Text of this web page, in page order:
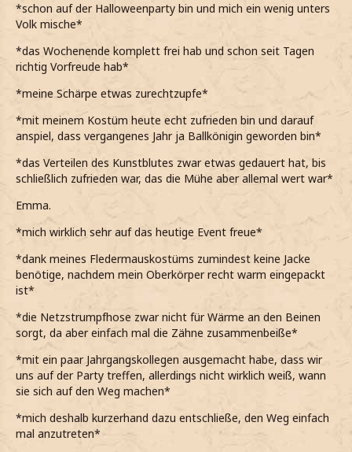
*schon auf der Halloweenparty bin und mich ein wenig unters
Volk mische*
*das Wochenende komplett frei hab und schon seit Tagen
richtig Vorfreude hab*
*meine Schärpe etwas zurechtzupfe*
*mit meinem Kostüm heute echt zufrieden bin und darauf
anspiel, dass vergangenes Jahr ja Ballkönigin geworden bin*
*das Verteilen des Kunstblutes zwar etwas gedauert hat, bis
schließlich zufrieden war, das die Mühe aber allemal wert war*
Emma.
*mich wirklich sehr auf das heutige Event freue*
*dank meines Fledermauskostüms zumindest keine Jacke
benötige, nachdem mein Oberkörper recht warm eingepackt
ist*
*die Netzstrumpfhose zwar nicht für Wärme an den Beinen
sorgt, da aber einfach mal die Zähne zusammenbeiße*
*mit ein paar Jahrgangskollegen ausgemacht habe, dass wir
uns auf der Party treffen, allerdings nicht wirklich weiß, wann
sie sich auf den Weg machen*
*mich deshalb kurzerhand dazu entschließe, den Weg einfach
mal anzutreten*